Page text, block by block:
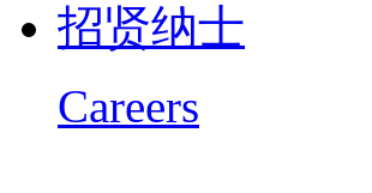
招贤纳士
Careers